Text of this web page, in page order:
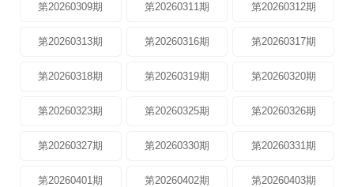
第20260309期 第20260311期 第20260312期
第20260313期 第20260316期 第20260317期
第20260318期 第20260319期 第20260320期
第20260323期 第20260325期 第20260326期
第20260327期 第20260330期 第20260331期
第20260401期 第20260402期 第20260403期